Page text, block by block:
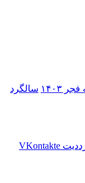
۱۴۰۳
سالگرد
‫VKontakte